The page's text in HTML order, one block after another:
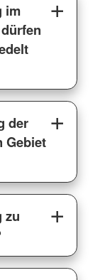
im
der
Gebiet
zu